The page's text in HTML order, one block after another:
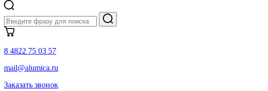
8 4822 75 03 57
mail@alumica.ru
Заказать звонок